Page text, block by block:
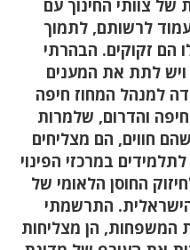
צוותי החינוך עם
לרשותם, לתמוך
הם זקוקים. הבהרתי
ויש לתת את המענים
למנהל המחוז חיפה
חיפה והדרום, שלמרות
חווים, הם מצליחים
במרכזי הפינוי
החוסן הלאומי של
התרשמתי
המשפחות, הן מצליחות